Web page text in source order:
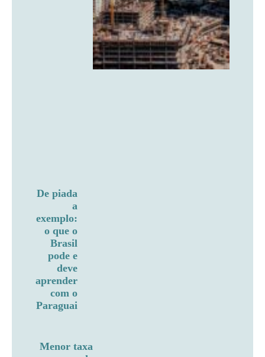
De piada
a
exemplo:
o que o
Brasil
pode e
deve
aprender
com o
Paraguai
Menor taxa